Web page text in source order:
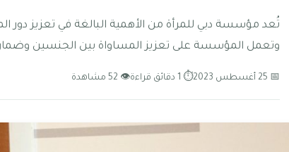
تُعد مؤسسة دبي للمرأة من الأهمية البالغة في تعزيز دور
وتعمل المؤسسة على تعزيز المساواة بين الجنسين
📅 25 أغسطس 2023 ⏱ 1 دقائق قراءة 👁 52 مشاهدة